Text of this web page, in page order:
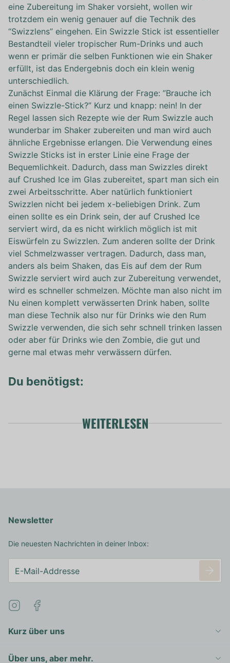
eine Zubereitung im Shaker vorsieht, wollen wir
trotzdem ein wenig genauer auf die Technik des
“Swizzlens” eingehen. Ein Swizzle Stick ist essentieller
Bestandteil vieler tropischer Rum-Drinks und auch
wenn er primär die selben Funktionen wie ein Shaker
erfüllt, ist das Endergebnis doch ein klein wenig
unterschiedlich.
Zunächst Einmal die Klärung der Frage: ”Brauche ich
einen Swizzle-Stick?” Kurz und knapp: nein! In der
Regel lassen sich Rezepte wie der Rum Swizzle auch
wunderbar im Shaker zubereiten und man wird auch
ähnliche Ergebnisse erlangen. Die Verwendung eines
Swizzle Sticks ist in erster Linie eine Frage der
Bequemlichkeit. Dadurch, dass man Swizzles direkt
auf Crushed Ice im Glas zubereitet, spart man sich ein
zwei Arbeitsschritte. Aber natürlich funktioniert
Swizzlen nicht bei jedem x-beliebigen Drink. Zum
einen sollte es ein Drink sein, der auf Crushed Ice
serviert wird, da es nicht wirklich möglich ist mit
Eiswürfeln zu Swizzlen. Zum anderen sollte der Drink
viel Schmelzwasser vertragen. Dadurch, dass man,
anders als beim Shaken, das Eis auf dem der Rum
Swizzle serviert wird auch zur Zubereitung verwendet,
wird es schneller schmelzen. Möchte man also nicht im
Nu einen komplett verwässerten Drink haben, sollte
man diese Technik also nur für Drinks wie den Rum
Swizzle verwenden, die sich sehr schnell trinken lassen
oder aber für Drinks wie den Zombie, die gut und
gerne mal etwas mehr verwässern dürfen.
Du benötigst:
WEITERLESEN
Kurz über uns
Über uns, aber mehr.
Newsletter
Die neuesten Nachrichten in deiner Inbox: